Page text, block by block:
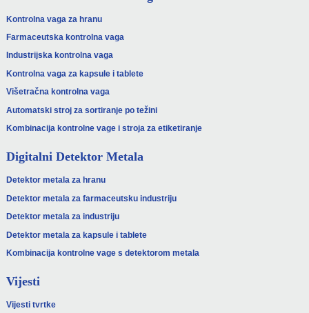
Kontrolna vaga za hranu
Farmaceutska kontrolna vaga
Industrijska kontrolna vaga
Kontrolna vaga za kapsule i tablete
Višetračna kontrolna vaga
Automatski stroj za sortiranje po težini
Kombinacija kontrolne vage i stroja za etiketiranje
Digitalni Detektor Metala
Detektor metala za hranu
Detektor metala za farmaceutsku industriju
Detektor metala za industriju
Detektor metala za kapsule i tablete
Kombinacija kontrolne vage s detektorom metala
Vijesti
Vijesti tvrtke